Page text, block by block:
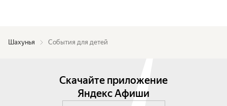
Шахунья События для детей
Скачайте приложение
Яндекс Афиши